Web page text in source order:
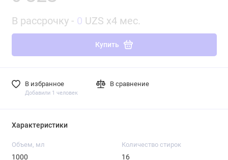
В рассрочку - 0 UZS x4 мес.
Купить
В избранное
Добавили 1 человек
В сравнение
Характеристики
Объем, мл
1000
Количество стирок
16